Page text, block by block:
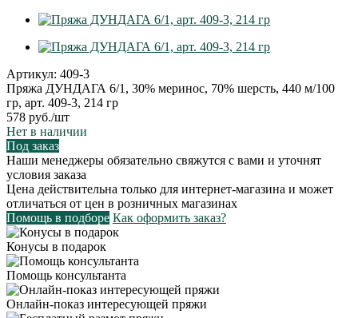
Артикул: 409-3
Пряжа ДУНДАГА 6/1, 30% меринос, 70% шерсть, 440 м/100
гр, арт. 409-3, 214 гр
578 руб./шт
Нет в наличии
Под заказ
Наши менеджеры обязательно свяжутся с вами и уточнят
условия заказа
Цена действительна только для интернет-магазина и может
отличаться от цен в розничных магазинах
Помощь в подборе Как оформить заказ?
Конусы в подарок
Помощь консультанта
Онлайн-показ интересующей пряжи